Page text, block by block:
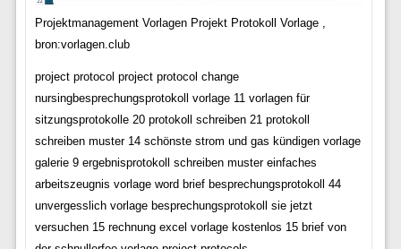
Projektmanagement Vorlagen Projekt Protokoll Vorlage ,
bron:vorlagen.club
project protocol project protocol change
nursingbesprechungsprotokoll vorlage 11 vorlagen für
sitzungsprotokolle 20 protokoll schreiben 21 protokoll
schreiben muster 14 schönste strom und gas kündigen vorlage
galerie 9 ergebnisprotokoll schreiben muster einfaches
arbeitszeugnis vorlage word brief besprechungsprotokoll 44
unvergesslich vorlage besprechungsprotokoll sie jetzt
versuchen 15 rechnung excel vorlage kostenlos 15 brief von